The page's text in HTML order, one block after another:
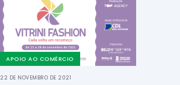
APOIO AO COMÉRCIO
22 DE NOVEMBRO DE 2021